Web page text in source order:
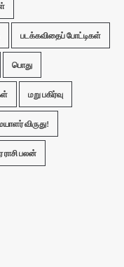
படக்கவிதைப் போட்டிகள்
பொது
மறு பகிர்வு
விருது!
ராசி பலன்